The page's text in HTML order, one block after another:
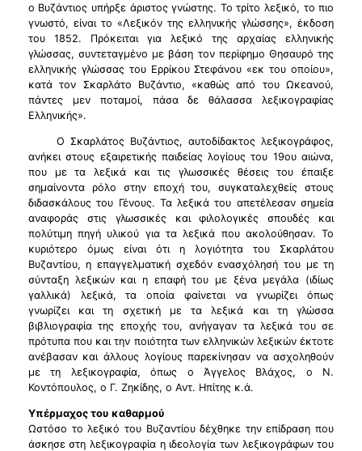
ο Βυζάντιος υπήρξε άριστος γνώστης. Το τρίτο λεξικό, το πιο
γνωστό, είναι το «Λεξικόν της ελληνικής γλώσσης», έκδοση
του 1852. Πρόκειται για λεξικό της αρχαίας ελληνικής
γλώσσας, συντεταγμένο με βάση τον περίφημο Θησαυρό της
ελληνικής γλώσσας του Ερρίκου Στεφάνου «εκ του οποίου»,
κατά τον Σκαρλάτο Βυζάντιο, «καθώς από του Ωκεανού,
πάντες μεν ποταμοί, πάσα δε θάλασσα λεξικογραφίας
Ελληνικής».
Ο Σκαρλάτος Βυζάντιος, αυτοδίδακτος λεξικογράφος,
ανήκει στους εξαιρετικής παιδείας λογίους του 19ου αιώνα,
που με τα λεξικά και τις γλωσσικές θέσεις του έπαιξε
σημαίνοντα ρόλο στην εποχή του, συγκαταλεχθείς στους
διδασκάλους του Γένους. Τα λεξικά του απετέλεσαν σημεία
αναφοράς στις γλωσσικές και φιλολογικές σπουδές και
πολύτιμη πηγή υλικού για τα λεξικά που ακολούθησαν. Το
κυριότερο όμως είναι ότι η λογιότητα του Σκαρλάτου
Βυζαντίου, η επαγγελματική σχεδόν ενασχόλησή του με τη
σύνταξη λεξικών και η επαφή του με ξένα μεγάλα (ιδίως
γαλλικά) λεξικά, τα οποία φαίνεται να γνωρίζει όπως
γνωρίζει και τη σχετική με τα λεξικά και τη γλώσσα
βιβλιογραφία της εποχής του, ανήγαγαν τα λεξικά του σε
πρότυπα που και την ποιότητα των ελληνικών λεξικών έκτοτε
ανέβασαν και άλλους λογίους παρεκίνησαν να ασχοληθούν
με τη λεξικογραφία, όπως ο Άγγελος Βλάχος, ο Ν.
Κοντόπουλος, ο Γ. Ζηκίδης, ο Αντ. Ηπίτης κ.ά.
Υπέρμαχος του καθαρμού
Ωστόσο το λεξικό του Βυζαντίου δέχθηκε την επίδραση που
άσκησε στη λεξικογραφία η ιδεολογία των λεξικογράφων του